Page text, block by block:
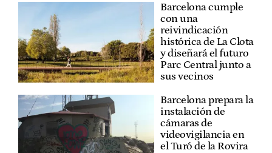
Barcelona cumple
con una
reivindicación
histórica de La Clota
y diseñará el futuro
Parc Central junto a
sus vecinos
Barcelona prepara la
instalación de
cámaras de
videovigilancia en
el Turó de la Rovira